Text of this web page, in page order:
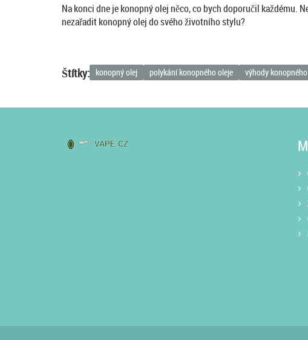
Na konci dne je konopný olej něco, co bych doporučil každému.
nezařadit konopný olej do svého životního stylu?
Štítky: konopný olej polykání konopného oleje výhody